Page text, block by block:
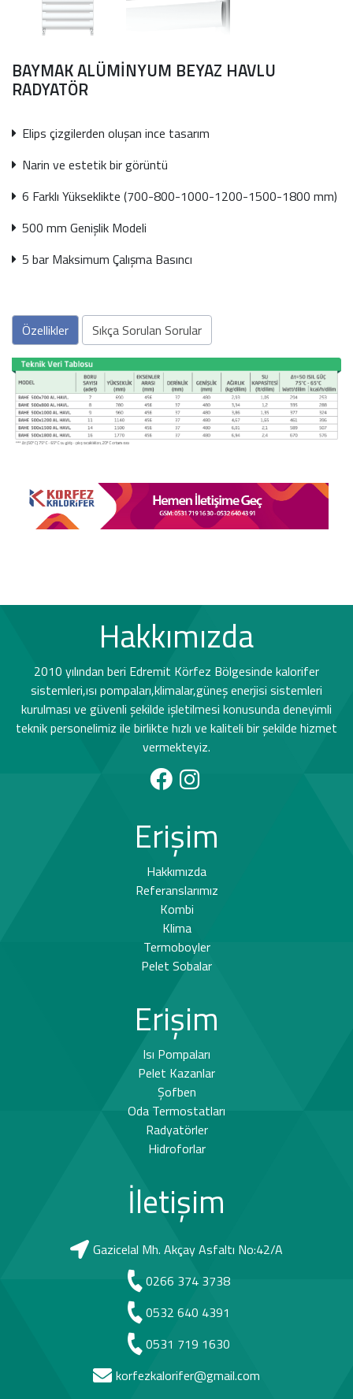
BAYMAK ALÜMİNYUM BEYAZ HAVLU
RADYATÖR
Elips çizgilerden oluşan ince tasarım
Narin ve estetik bir görüntü
6 Farklı Yükseklikte (700-800-1000-1200-1500-1800 mm)
500 mm Genişlik Modeli
5 bar Maksimum Çalışma Basıncı
Özellikler Sıkça Sorulan Sorular
Hakkımızda
2010 yılından beri Edremit Körfez Bölgesinde kalorifer
sistemleri,ısı pompaları,klimalar,güneş enerjisi sistemleri
kurulması ve güvenli şekilde işletilmesi konusunda deneyimli
teknik personelimiz ile birlikte hızlı ve kaliteli bir şekilde hizmet
vermekteyiz.
Erişim
Hakkımızda
Referanslarımız
Kombi
Klima
Termoboyler
Pelet Sobalar
Erişim
Isı Pompaları
Pelet Kazanlar
Şofben
Oda Termostatları
Radyatörler
Hidroforlar
İletişim
Gazicelal Mh. Akçay Asfaltı No:42/A
0266 374 3738
0532 640 4391
0531 719 1630
korfezkalorifer@gmail.com